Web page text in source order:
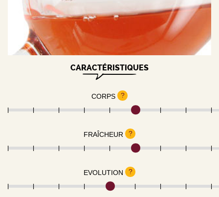
CARACTÉRISTIQUES
CORPS ?
FRAÎCHEUR ?
EVOLUTION ?